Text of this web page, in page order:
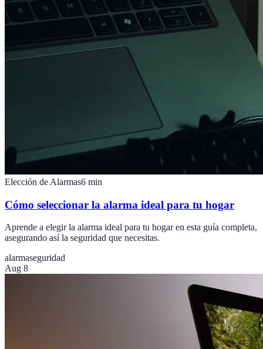
Elección de Alarmas6 min
Cómo seleccionar la alarma ideal para tu hogar
Aprende a elegir la alarma ideal para tu hogar en esta guía completa,
asegurando así la seguridad que necesitas.
alarmaseguridad
Aug 8